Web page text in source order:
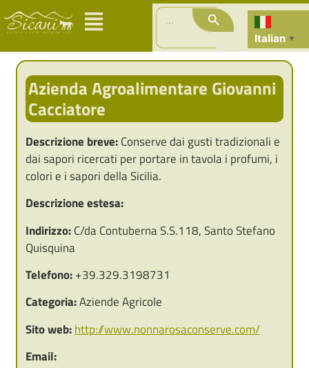
Search
for:
Search Button
Italian ▼
Azienda Agroalimentare Giovanni
Cacciatore
Descrizione breve:Conserve dai gusti tradizionali e
dai sapori ricercati per portare in tavola i profumi, i
colori e i sapori della Sicilia.
Descrizione estesa:
Indirizzo:C/da Contuberna S.S.118, Santo Stefano
Quisquina
Telefono:+39.329.3198731
Categoria:Aziende Agricole
Sito web: http://www.nonnarosaconserve.com/
Email: